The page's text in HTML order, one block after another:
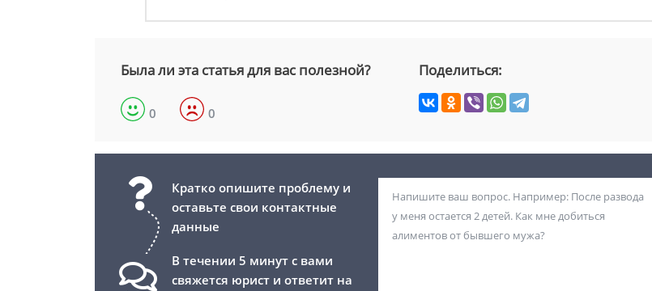
Была ли эта статья для вас полезной?
0 0
Поделиться:
Кратко опишите проблему и
оставьте свои контактные
данные
В течении 5 минут с вами
свяжется юрист и ответит на